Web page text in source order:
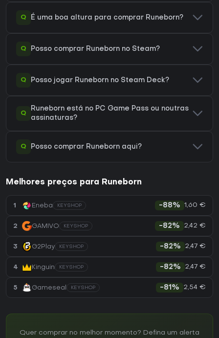
Q É uma boa altura para comprar Runeborn?
Q Posso comprar Runeborn no Steam?
Q Posso jogar Runeborn no Steam Deck?
Q
Runeborn está no PC Game Pass ou noutras
assinaturas?
Q Posso comprar Runeborn aqui?
Melhores preços para Runeborn
1 Eneba KEYSHOP -88% 1,60 €
2 GAMIVO KEYSHOP -82% 2,42 €
3 G2Play KEYSHOP -82% 2,47 €
4 Kinguin KEYSHOP -82% 2,47 €
5 Gameseal KEYSHOP -81% 2,54 €
Quer comprar no melhor momento? Defina um alerta